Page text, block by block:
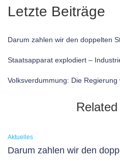
Letzte Beiträge
Darum zahlen wir den doppelten
Staatsapparat explodiert –
Volksverdummung: Die Regierung
Aktuelles
Darum zahlen wir den